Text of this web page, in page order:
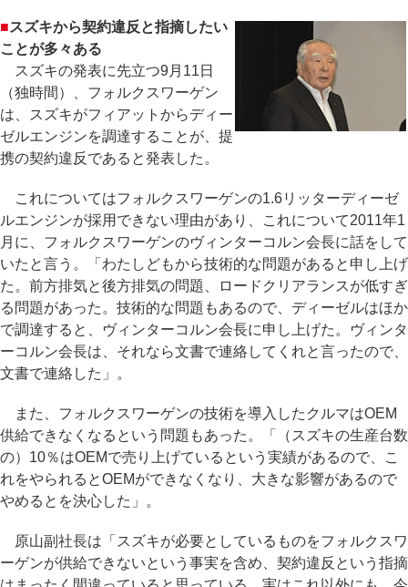
■スズキから契約違反と指摘したい
ことが多々ある
スズキの発表に先立つ9月11日
（独時間）、フォルクスワーゲン
は、スズキがフィアットからディー
ゼルエンジンを調達することが、提
携の契約違反であると発表した。
これについてはフォルクスワーゲンの1.6リッターディーゼ
ルエンジンが採用できない理由があり、これについて2011年1
月に、フォルクスワーゲンのヴィンターコルン会長に話をして
いたと言う。「わたしどもから技術的な問題があると申し上げ
た。前方排気と後方排気の問題、ロードクリアランスが低すぎ
る問題があった。技術的な問題もあるので、ディーゼルはほか
で調達すると、ヴィンターコルン会長に申し上げた。ヴィンタ
ーコルン会長は、それなら文書で連絡してくれと言ったので、
文書で連絡した」。
また、フォルクスワーゲンの技術を導入したクルマはOEM
供給できなくなるという問題もあった。「（スズキの生産台数
の）10％はOEMで売り上げているという実績があるので、こ
れをやられるとOEMができなくなり、大きな影響があるので
やめるとを決心した」。
原山副社長は「スズキが必要としているものをフォルクスワ
ーゲンが供給できないという事実を含め、契約違反という指摘